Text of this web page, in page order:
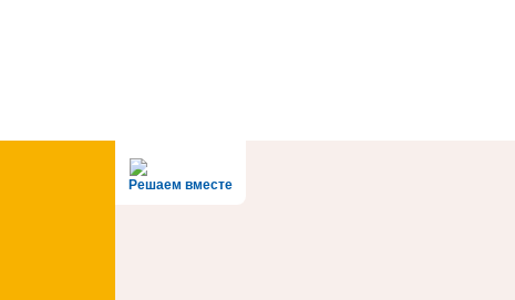
Решаем вместе